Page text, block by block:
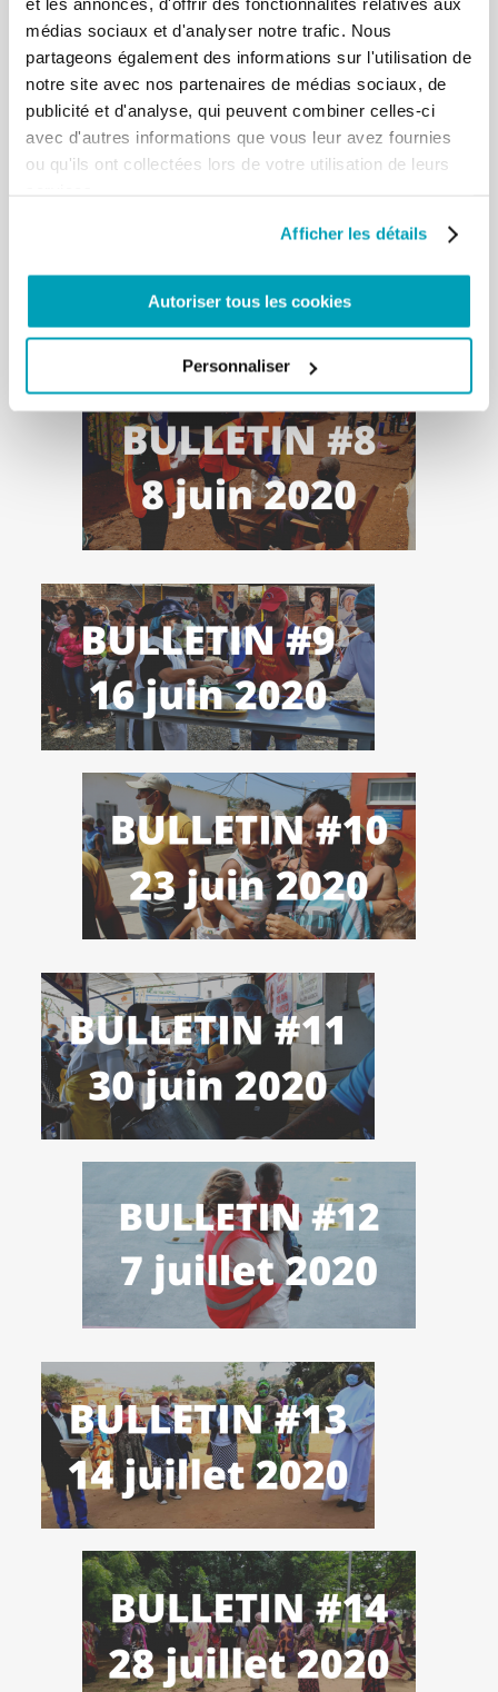
médias sociaux et d'analyser notre trafic. Nous
partageons également des informations sur l'utilisation de
notre site avec nos partenaires de médias sociaux, de
publicité et d'analyse, qui peuvent combiner celles-ci
avec d'autres informations que vous leur avez fournies
ou qu'ils ont collectées lors de votre utilisation de leurs
Afficher les détails
Autoriser tous les cookies
Personnaliser